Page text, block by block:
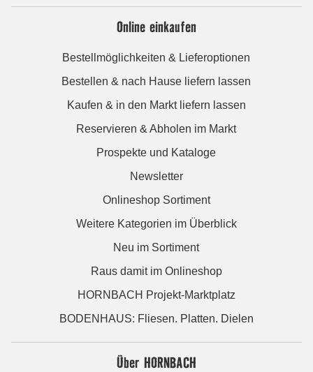
Online einkaufen
Bestellmöglichkeiten & Lieferoptionen
Bestellen & nach Hause liefern lassen
Kaufen & in den Markt liefern lassen
Reservieren & Abholen im Markt
Prospekte und Kataloge
Newsletter
Onlineshop Sortiment
Weitere Kategorien im Überblick
Neu im Sortiment
Raus damit im Onlineshop
HORNBACH Projekt-Marktplatz
BODENHAUS: Fliesen. Platten. Dielen
Über HORNBACH